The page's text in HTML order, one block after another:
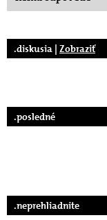
.diskusia | Zobraziť
.posledné
.neprehliadnite